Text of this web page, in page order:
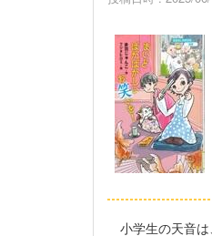
小学生の天音は